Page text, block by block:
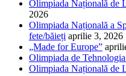
Olimpiada Națională de
2026
Olimpiada Națională a
fete/băieți aprilie 3, 2026
„Made for Europe”
Olimpiada de
Olimpiada Națională de